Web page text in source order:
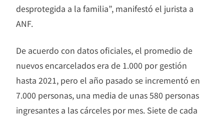
desprotegida a la familia”, manifestó el jurista a
ANF.
De acuerdo con datos oficiales, el promedio de
nuevos encarcelados era de 1.000 por gestión
hasta 2021, pero el año pasado se incrementó en
7.000 personas, una media de unas 580 personas
ingresantes a las cárceles por mes. Siete de cada